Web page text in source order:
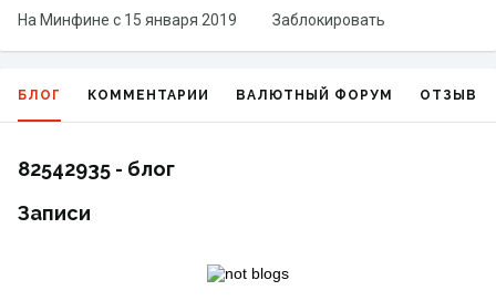
На Минфине с 15 января 2019 Заблокировать
БЛОГ КОММЕНТАРИИ ВАЛЮТНЫЙ ФОРУМ ОТЗЫВЫ
82542935 - блог
Записи